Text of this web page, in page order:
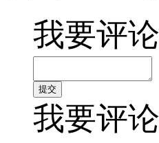
我要评论
我要评论